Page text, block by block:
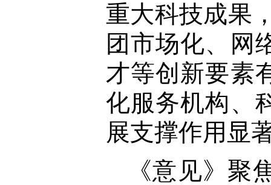
重大科技成果
团市场化、网
才等创新要素
化服务机构、
展支撑作用显
《意见》